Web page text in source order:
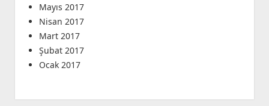
Mayıs 2017
Nisan 2017
Mart 2017
Şubat 2017
Ocak 2017